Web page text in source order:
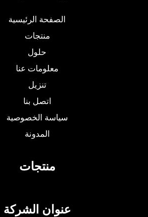
الصفحة الرئيسية
منتجات
حلول
معلومات عنا
تنزيل
اتصل بنا
سياسة الخصوصية
المدونة
منتجات
عنوان الشركة